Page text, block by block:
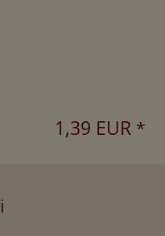
1,39 EUR *